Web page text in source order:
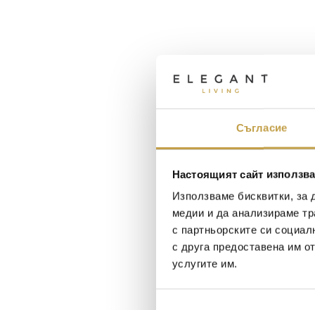
Съгласие
Настоящият сайт
Използваме бисквитки,
медии и да анализираме
с партньорските си
с друга предоставена им
услугите им.